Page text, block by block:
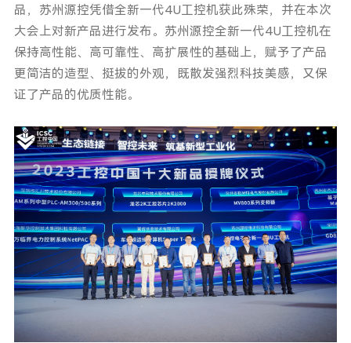
品，苏州源控凭借全新一代4U工控机获此殊荣，并在本次
大会上对新产品进行发布。苏州源控全新一代4U工控机在
保持高性能、高可靠性、高扩展性的基础上，赋予了产品
更简洁的造型、挺拔的外观，既散发强烈科技美感，又保
证了产品的优质性能。